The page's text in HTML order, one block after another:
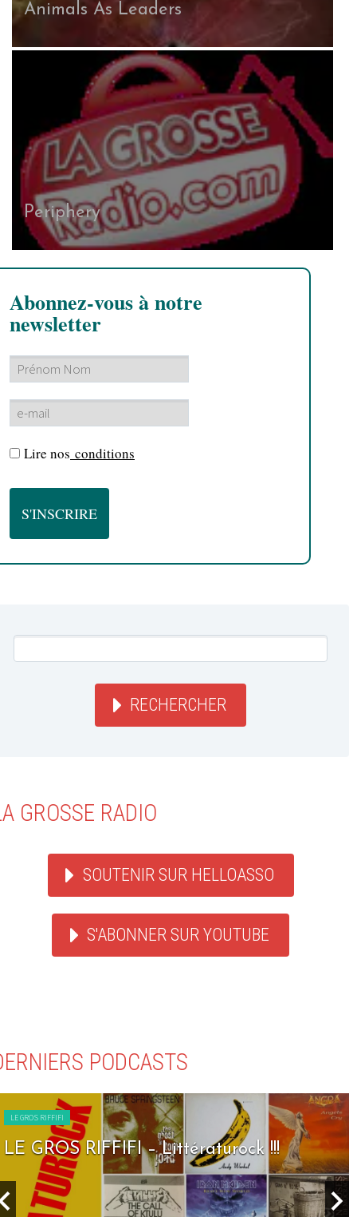
Animals As Leaders
Periphery
Abonnez-vous à notre
newsletter
Lire nos conditions
RECHERCHER
GROSSE RADIO
SOUTENIR SUR HELLOASSO
S'ABONNER SUR YOUTUBE
PODCASTS
LE GROS RIFFIFI
LE GROS RIFFIFI – Seven Days To Rock !!!